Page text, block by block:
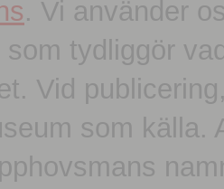
. Vi använder
som tydliggör
Vid
som källa.